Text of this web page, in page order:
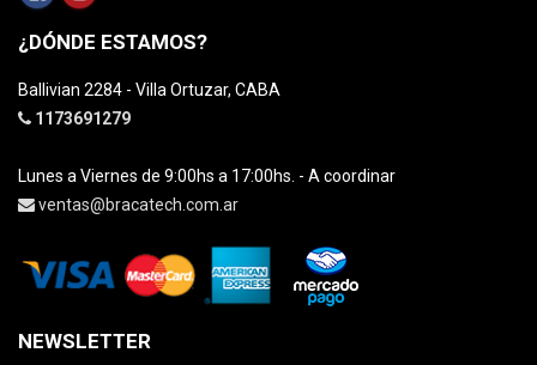
¿DÓNDE ESTAMOS?
Ballivian 2284 - Villa Ortuzar, CABA
1173691279
Lunes a Viernes de 9:00hs a 17:00hs. - A coordinar
ventas@bracatech.com.ar
NEWSLETTER